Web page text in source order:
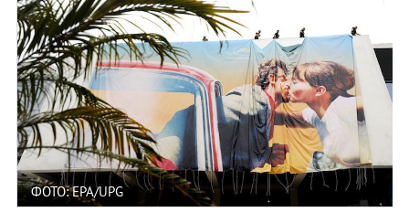
ФОТО: EPA/UPG